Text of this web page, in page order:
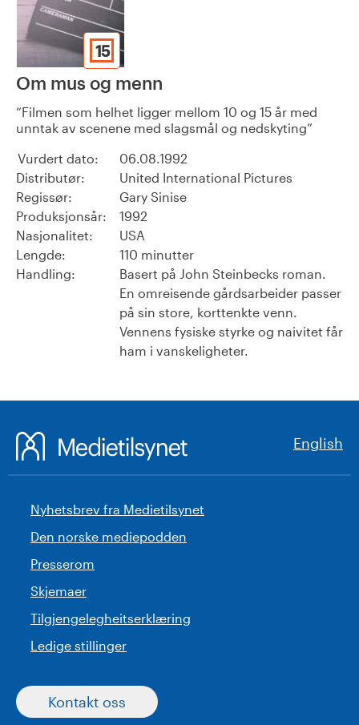
15
Om mus og menn
Filmen som helhet ligger mellom 10 og 15 år med
unntak av scenene med slagsmål og nedskyting
Vurdert dato:
06.08.1992
Distributør:
United International Pictures
Regissør:
Gary Sinise
Produksjonsår:
1992
Nasjonalitet:
USA
Lengde:
110 minutter
Handling:
Basert på John Steinbecks roman.
En omreisende gårdsarbeider passer
på sin store, korttenkte venn.
Vennens fysiske styrke og naivitet får
ham i vanskeligheter.
English
Nyhetsbrev fra Medietilsynet
Den norske mediepodden
Presserom
Skjemaer
Tilgjengelegheitserklæring
Ledige stillinger
Kontakt oss